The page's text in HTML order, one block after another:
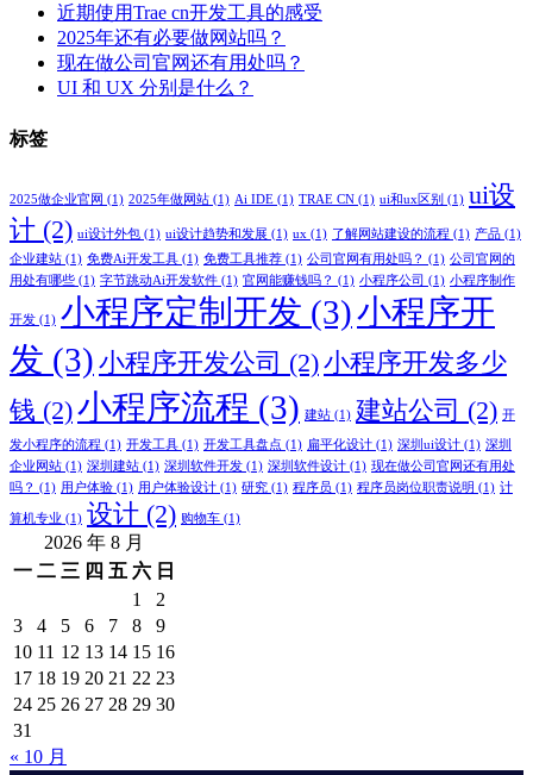
近期使用Trae cn开发工具的感受
2025年还有必要做网站吗？
现在做公司官网还有用处吗？
UI 和 UX 分别是什么？
标签
2025做企业官网 (1) 2025年做网站 (1) Ai IDE (1) TRAE CN (1) ui和ux区别 (1) ui设
计 (2) ui设计外包 (1) ui设计趋势和发展 (1) ux (1) 了解网站建设的流程 (1) 产品 (1)
企业建站 (1) 免费Ai开发工具 (1) 免费工具推荐 (1) 公司官网有用处吗？ (1) 公司官网的
用处有哪些 (1) 字节跳动Ai开发软件 (1) 官网能赚钱吗？ (1) 小程序公司 (1) 小程序制作
开发 (1) 小程序定制开发 (3)小程序开
发 (3) 小程序开发公司 (2)小程序开发多少
钱 (2)小程序流程 (3) 建站 (1) 建站公司 (2) 开
发小程序的流程 (1) 开发工具 (1) 开发工具盘点 (1) 扁平化设计 (1) 深圳ui设计 (1) 深圳
企业网站 (1) 深圳建站 (1) 深圳软件开发 (1) 深圳软件设计 (1) 现在做公司官网还有用处
吗？ (1) 用户体验 (1) 用户体验设计 (1) 研究 (1) 程序员 (1) 程序员岗位职责说明 (1) 计
算机专业 (1) 设计 (2) 购物车 (1)
2026 年 8 月
一 二 三 四 五 六 日
1
2
3
4 5 6 7 8
9
10 11 12 13 14 15 16
17 18 19 20 21 22 23
24 25 26 27 28 29 30
31
« 10 月